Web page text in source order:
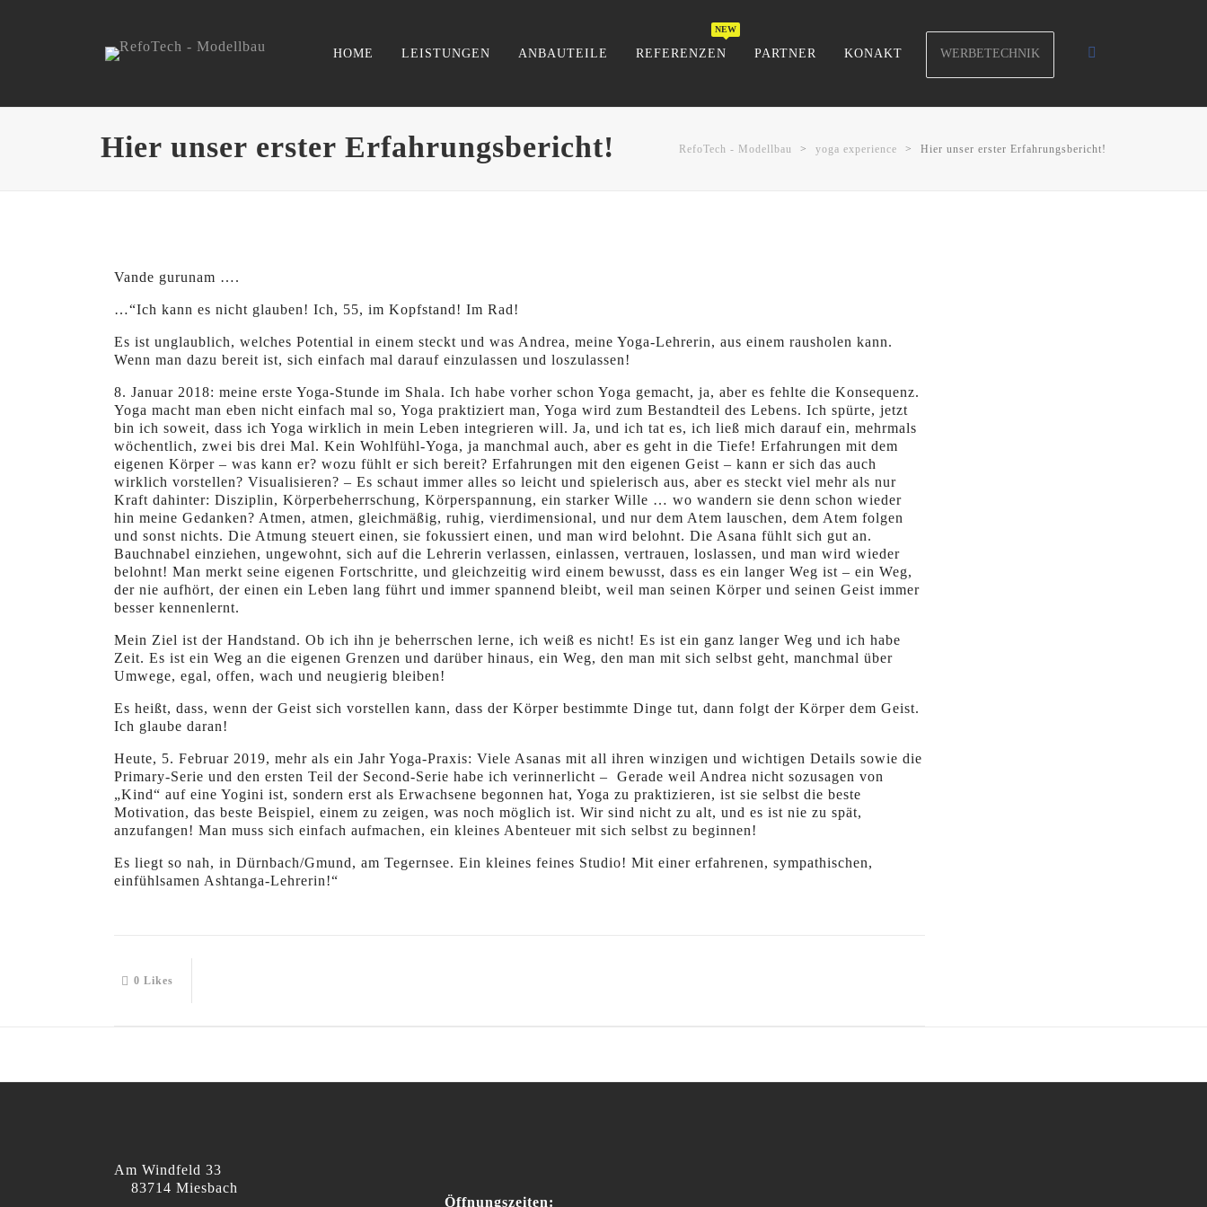
HOME LEISTUNGEN ANBAUTEILE REFERENZEN PARTNER KONAKT WERBETECHNIK
Hier unser erster Erfahrungsbericht! RefoTech - Modellbau > yoga experience > Hier unser erster Erfahrungsbericht!
Vande gurunam ….
…“Ich kann es nicht glauben! Ich, 55, im Kopfstand! Im Rad!
Es ist unglaublich, welches Potential in einem steckt und was Andrea, meine Yoga-Lehrerin, aus einem rausholen kann.
Wenn man dazu bereit ist, sich einfach mal darauf einzulassen und loszulassen!
8. Januar 2018: meine erste Yoga-Stunde im Shala. Ich habe vorher schon Yoga gemacht, ja, aber es fehlte die Konsequenz.
Yoga macht man eben nicht einfach mal so, Yoga praktiziert man, Yoga wird zum Bestandteil des Lebens. Ich spürte, jetzt
bin ich soweit, dass ich Yoga wirklich in mein Leben integrieren will. Ja, und ich tat es, ich ließ mich darauf ein, mehrmals
wöchentlich, zwei bis drei Mal. Kein Wohlfühl-Yoga, ja manchmal auch, aber es geht in die Tiefe! Erfahrungen mit dem
eigenen Körper – was kann er? wozu fühlt er sich bereit? Erfahrungen mit den eigenen Geist – kann er sich das auch
wirklich vorstellen? Visualisieren? – Es schaut immer alles so leicht und spielerisch aus, aber es steckt viel mehr als nur
Kraft dahinter: Disziplin, Körperbeherrschung, Körperspannung, ein starker Wille … wo wandern sie denn schon wieder
hin meine Gedanken? Atmen, atmen, gleichmäßig, ruhig, vierdimensional, und nur dem Atem lauschen, dem Atem folgen
und sonst nichts. Die Atmung steuert einen, sie fokussiert einen, und man wird belohnt. Die Asana fühlt sich gut an.
Bauchnabel einziehen, ungewohnt, sich auf die Lehrerin verlassen, einlassen, vertrauen, loslassen, und man wird wieder
belohnt! Man merkt seine eigenen Fortschritte, und gleichzeitig wird einem bewusst, dass es ein langer Weg ist – ein Weg,
der nie aufhört, der einen ein Leben lang führt und immer spannend bleibt, weil man seinen Körper und seinen Geist immer
besser kennenlernt.
Mein Ziel ist der Handstand. Ob ich ihn je beherrschen lerne, ich weiß es nicht! Es ist ein ganz langer Weg und ich habe
Zeit. Es ist ein Weg an die eigenen Grenzen und darüber hinaus, ein Weg, den man mit sich selbst geht, manchmal über
Umwege, egal, offen, wach und neugierig bleiben!
Es heißt, dass, wenn der Geist sich vorstellen kann, dass der Körper bestimmte Dinge tut, dann folgt der Körper dem Geist.
Ich glaube daran!
Heute, 5. Februar 2019, mehr als ein Jahr Yoga-Praxis: Viele Asanas mit all ihren winzigen und wichtigen Details sowie die
Primary-Serie und den ersten Teil der Second-Serie habe ich verinnerlicht – Gerade weil Andrea nicht sozusagen von
„Kind“ auf eine Yogini ist, sondern erst als Erwachsene begonnen hat, Yoga zu praktizieren, ist sie selbst die beste
Motivation, das beste Beispiel, einem zu zeigen, was noch möglich ist. Wir sind nicht zu alt, und es ist nie zu spät,
anzufangen! Man muss sich einfach aufmachen, ein kleines Abenteuer mit sich selbst zu beginnen!
Es liegt so nah, in Dürnbach/Gmund, am Tegernsee. Ein kleines feines Studio! Mit einer erfahrenen, sympathischen,
einfühlsamen Ashtanga-Lehrerin!“
0 Likes
Am Windfeld 33
83714 Miesbach
Öffnungszeiten: